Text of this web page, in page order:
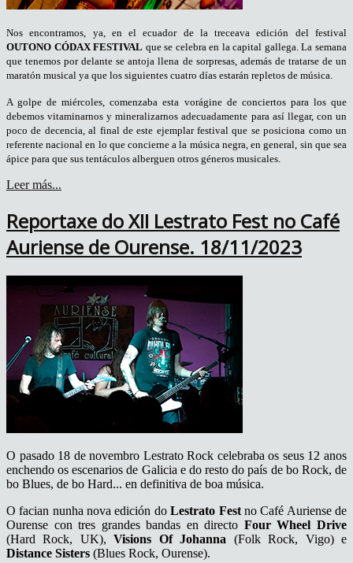
Nos encontramos, ya, en el ecuador de la treceava edición del festival
OUTONO CÓDAX FESTIVAL que se celebra en la capital gallega. La semana
que tenemos por delante se antoja llena de sorpresas, además de tratarse de un
maratón musical ya que los siguientes cuatro días estarán repletos de música.
A golpe de miércoles, comenzaba esta vorágine de conciertos para los que
debemos vitaminarnos y mineralizarnos adecuadamente para así llegar, con un
poco de decencia, al final de este ejemplar festival que se posiciona como un
referente nacional en lo que concierne a la música negra, en general, sin que sea
ápice para que sus tentáculos alberguen otros géneros musicales.
Leer más...
Reportaxe do XII Lestrato Fest no Café
Auriense de Ourense. 18/11/2023
O pasado 18 de novembro Lestrato Rock celebraba os seus 12 anos
enchendo os escenarios de Galicia e do resto do país de bo Rock, de
bo Blues, de bo Hard... en definitiva de boa música.
O facian nunha nova edición doLestrato Festno Café Auriense de
Ourense con tres grandes bandas en directo Four Wheel Drive
(Hard Rock, UK),Visions Of Johanna (Folk Rock, Vigo) e
Distance Sisters (Blues Rock, Ourense).